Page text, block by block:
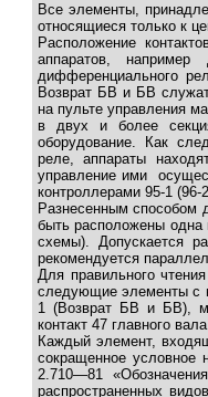
Все элементы,
относящиеся только к
Расположение
аппаратов,
дифференциального
Возврат БВ и БВ
на пульте управления
в двух и более
оборудование. Как
реле, аппараты
управление ими
контроллерами 95-1 (96-
Разнесенным способом
быть расположены одна
схемы). Допускается
рекомендуется
Для правильного
следующие элементы с
1 (Возврат БВ и БВ),
контакт 47 главного
Каждый элемент,
сокращенное условное
2.710—81
распространенных